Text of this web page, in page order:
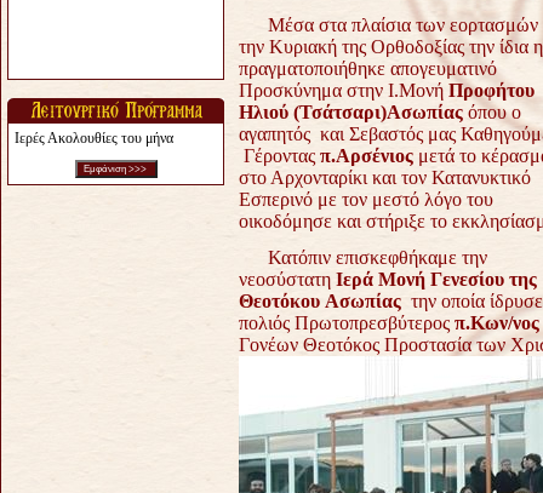
Ιερές Ακολουθίες του μήνα
Μέσα στα πλαίσια των εορτασμών
την Κυριακή της Ορθοδοξίας την ίδια
πραγματοποιήθηκε απογευματινό
Προσκύνημα στην Ι.Μονή Προφήτου
Ηλιού (Τσάτσαρι)Ασωπίας όπου ο
αγαπητός και Σεβαστός μας
Γέροντας π.Αρσένιος μετά το
στο Αρχονταρίκι και τον Κατανυκτικό
Εσπερινό με τον μεστό λόγο του
οικοδόμησε και στήριξε το
Κατόπιν επισκεφθήκαμε την
νεοσύστατη Ιερά Μονή Γενεσίου της
Θεοτόκου Aσωπίας την οποία
πολιός Πρωτοπρεσβύτερος π.Κων/νος
Γονέων Θεοτόκος Προστασία των